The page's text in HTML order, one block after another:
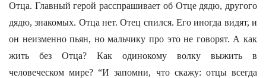
Отца. Главный герой расспрашивает об Отце дядю, другого
дядю, знакомых. Отца нет. Отец спился. Его иногда видят, и
он неизменно пьян, но мальчику про это не говорят. А как
жить без Отца? Как одинокому волку выжить в
человеческом мире? “И запомни, что скажу: отцы всегда